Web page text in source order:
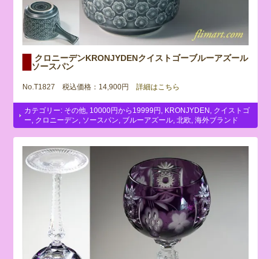
クロニーデンKRONJYDENクイストゴーブルーアズール
ソースパン
No.T1827 税込価格：14,900円 詳細はこちら
カテゴリー: その他 10000円から19999円 KRONJYDEN
クイストゴ
ー
クロニーデン ソースパン ブルーアズール ,北欧 ,海外ブランド